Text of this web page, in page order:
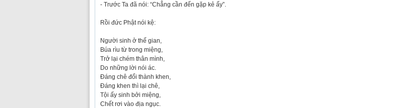
- Trước Ta đã nói: “Chẳng cần đến gặp kẻ ấy”.
Rồi đức Phật nói kệ:
Người sinh ở thế gian,
Búa rìu từ trong miệng,
Trở lại chém thân mình,
Do những lời nói ác.
Đáng chê đổi thành khen,
Đáng khen thì lại chê,
Tội ấy sinh bởi miệng,
Chết rơi vào địa ngục.